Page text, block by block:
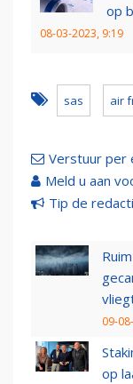
op
08-03-2023, 9:19
sas air
Verstuur per
Meld u aan
Tip de
09-
op